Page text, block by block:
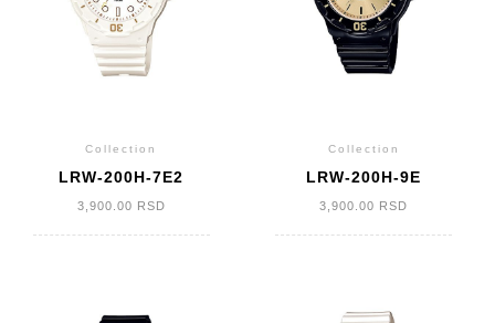
Collection
LRW-200H-7E2
3,900.00 RSD
Collection
LRW-200H-9E
3,900.00 RSD